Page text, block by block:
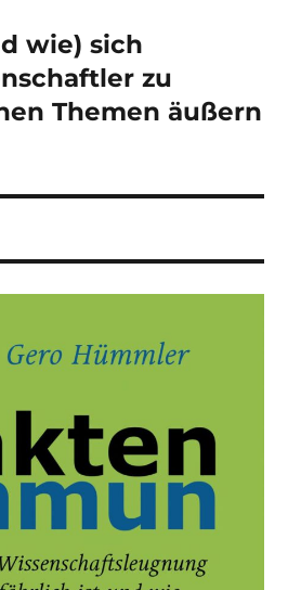
wie) sich
zu
Themen äußern